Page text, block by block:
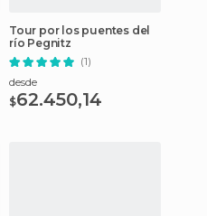
Tour por los puentes del
río Pegnitz
(1)
desde
$62.450,14